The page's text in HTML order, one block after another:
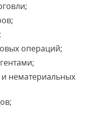
операций;
и нематериальных